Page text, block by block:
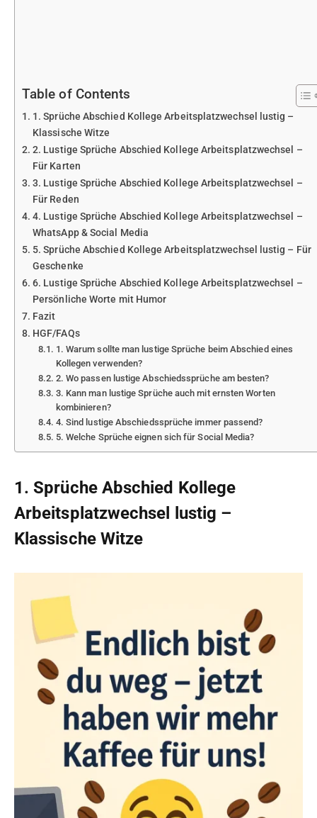
Table of Contents
1. Sprüche Abschied Kollege Arbeitsplatzwechsel lustig –
Klassische Witze
2. Lustige Sprüche Abschied Kollege Arbeitsplatzwechsel –
Für Karten
3. Lustige Sprüche Abschied Kollege Arbeitsplatzwechsel –
Für Reden
4. Lustige Sprüche Abschied Kollege Arbeitsplatzwechsel –
WhatsApp & Social Media
5. Sprüche Abschied Kollege Arbeitsplatzwechsel lustig – Für
Geschenke
6. Lustige Sprüche Abschied Kollege Arbeitsplatzwechsel –
Persönliche Worte mit Humor
Fazit
HGF/FAQs
1. Warum sollte man lustige Sprüche beim Abschied eines
Kollegen verwenden?
2. Wo passen lustige Abschiedssprüche am besten?
3. Kann man lustige Sprüche auch mit ernsten Worten
kombinieren?
4. Sind lustige Abschiedssprüche immer passend?
5. Welche Sprüche eignen sich für Social Media?
1. Sprüche Abschied Kollege
Arbeitsplatzwechsel lustig –
Klassische Witze